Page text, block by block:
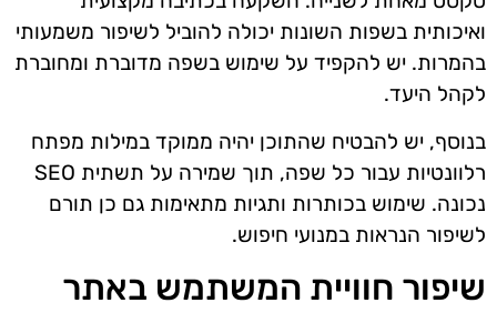
ואיכותית בשפות השונות יכולה להוביל לשיפור משמעותי
בהמרות. יש להקפיד על שימוש בשפה מדוברת ומחוברת
לקהל היעד.
בנוסף, יש להבטיח שהתוכן יהיה ממוקד במילות מפתח
רלוונטיות עבור כל שפה, תוך שמירה על תשתית SEO
נכונה. שימוש בכותרות ותגיות מתאימות גם כן תורם
לשיפור הנראות במנועי חיפוש.
שיפור חוויית המשתמש באתר